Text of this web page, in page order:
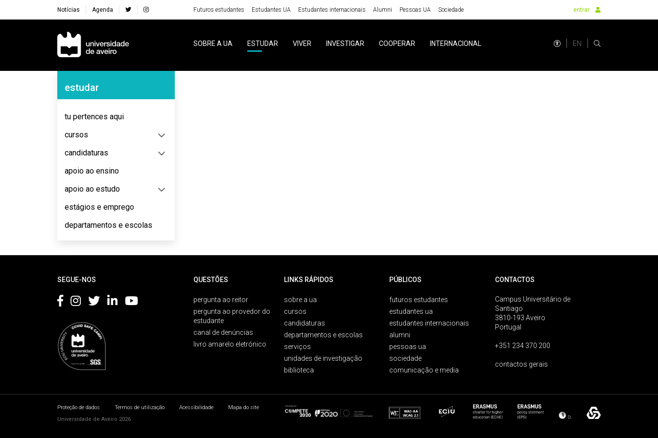
Notícias Agenda Futuros estudantes Estudantes UA Estudantes internacionais Alumni Pessoas UA Sociedade entrar
Navegação Principal
SOBRE A UA ESTUDAR VIVER INVESTIGAR COOPERAR INTERNACIONAL EN
Navegação Lateral
estudar
tu pertences aqui
cursos
candidaturas
apoio ao ensino
apoio ao estudo
estágios e emprego
departamentos e escolas
SEGUE-NOS QUESTÕES
pergunta ao reitor
pergunta ao provedor do
estudante
canal de denúncias
livro amarelo eletrónico
LINKS RÁPIDOS
sobre a ua
cursos
candidaturas
departamentos e escolas
serviços
unidades de investigação
biblioteca
PÚBLICOS
futuros estudantes
estudantes ua
estudantes internacionais
alumni
pessoas ua
sociedade
comunicação e media
CONTACTOS
Campus Universitário de
Santiago
3810-193 Aveiro
Portugal
+351 234 370 200
contactos gerais
Proteção de dados Termos de utilização Acessibilidade
Mapa do site
Universidade de Aveiro 2026